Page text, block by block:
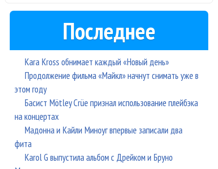
7Б,
Последнее
Kara Kross обнимает каждый «Новый день»
Продолжение фильма «Майкл» начнут снимать уже в
этом году
Басист Mötley Crüe признал использование плейбэка
на концертах
Мадонна и Кайли Миноуг впервые записали два
фита
Karol G выпустила альбом с Дрейком и Бруно